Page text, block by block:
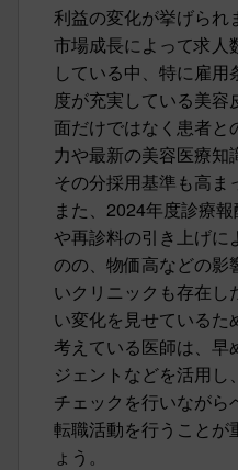
利益の変化が挙げられ
市場成長によって求人
している中、特に雇
度が充実している美
面だけではなく患者と
力や最新の美容医療知
その分採用基準も高ま
また、2024年度診療
や再診料の引き上げに
のの、物価高などの影
いクリニックも存在し
い変化を見せているた
考えている医師は、早
ジェントなどを活用
チェックを行いながら
転職活動を行うことが
ょう。